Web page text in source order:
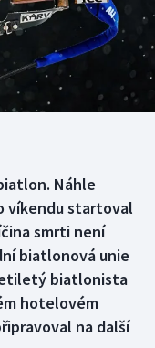
Náhle
víkendu startoval
smrti není
biatlonová unie
biatlonista
hotelovém
na další